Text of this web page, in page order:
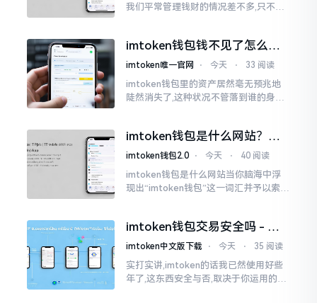
我们平常管理钱财的情况差不多,只不过
许许多多的链接
imtoken钱包钱不见了怎么
办？老用户手把手教你找回
imtoken唯一官网 ⋅ 今天 ⋅ 33 阅读
imtoken钱包里的资产居然毫无预兆地
陡然消失了,这种状况不管落到谁的身上,
打开钱包查看时
imtoken钱包是什么网站？一
文说清楚这玩意
imtoken钱包2.0 ⋅ 今天 ⋅ 40 阅读
imtoken钱包是什么网站当你脑海中浮
现出“imtoken钱包”这一词汇并予以索求
我也曾短暂错愕
imtoken钱包交易安全吗 - 老
用户的一些心里话
imtoken中文版下载 ⋅ 今天 ⋅ 35 阅读
实打实讲,imtoken的话我已然使用好些
年了,这东西安全与否,取决于你运用的方